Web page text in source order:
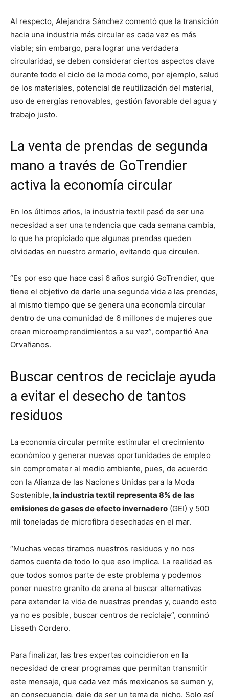
Al respecto, Alejandra Sánchez comentó que la transición
hacia una industria más circular es cada vez es más
viable; sin embargo, para lograr una verdadera
circularidad, se deben considerar ciertos aspectos clave
durante todo el ciclo de la moda como, por ejemplo, salud
de los materiales, potencial de reutilización del material,
uso de energías renovables, gestión favorable del agua y
trabajo justo.
La venta de prendas de segunda
mano a través de GoTrendier
activa la economía circular
En los últimos años, la industria textil pasó de ser una
necesidad a ser una tendencia que cada semana cambia,
lo que ha propiciado que algunas prendas queden
olvidadas en nuestro armario, evitando que circulen.
“Es por eso que hace casi 6 años surgió GoTrendier, que
tiene el objetivo de darle una segunda vida a las prendas,
al mismo tiempo que se genera una economía circular
dentro de una comunidad de 6 millones de mujeres que
crean microemprendimientos a su vez”, compartió Ana
Orvañanos.
Buscar centros de reciclaje ayuda
a evitar el desecho de tantos
residuos
La economía circular permite estimular el crecimiento
económico y generar nuevas oportunidades de empleo
sin comprometer al medio ambiente, pues, de acuerdo
con la Alianza de las Naciones Unidas para la Moda
Sostenible, la industria textil representa 8% de las
emisiones de gases de efecto invernadero (GEI) y 500
mil toneladas de microfibra desechadas en el mar.
“Muchas veces tiramos nuestros residuos y no nos
damos cuenta de todo lo que eso implica. La realidad es
que todos somos parte de este problema y podemos
poner nuestro granito de arena al buscar alternativas
para extender la vida de nuestras prendas y, cuando esto
ya no es posible, buscar centros de reciclaje”, conminó
Lisseth Cordero.
Para finalizar, las tres expertas coincidieron en la
necesidad de crear programas que permitan transmitir
este mensaje, que cada vez más mexicanos se sumen y,
en consecuencia, deje de ser un tema de nicho. Solo así